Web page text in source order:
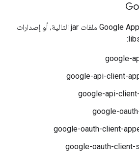
تتطلّب تطبيقات Google App Engine ملفات jar التالية، أو إصدارات
google-
google-api-client-
google-api-
google-
google-oauth-client-
google-oauth-client-